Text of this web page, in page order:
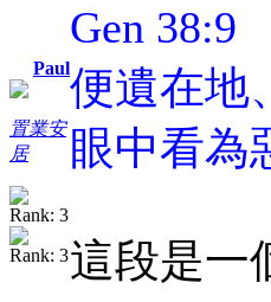
Paul
置業安
居
Gen
便遺在地
眼中看為
這段是一